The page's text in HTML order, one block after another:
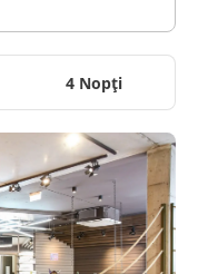
4 Nopţi